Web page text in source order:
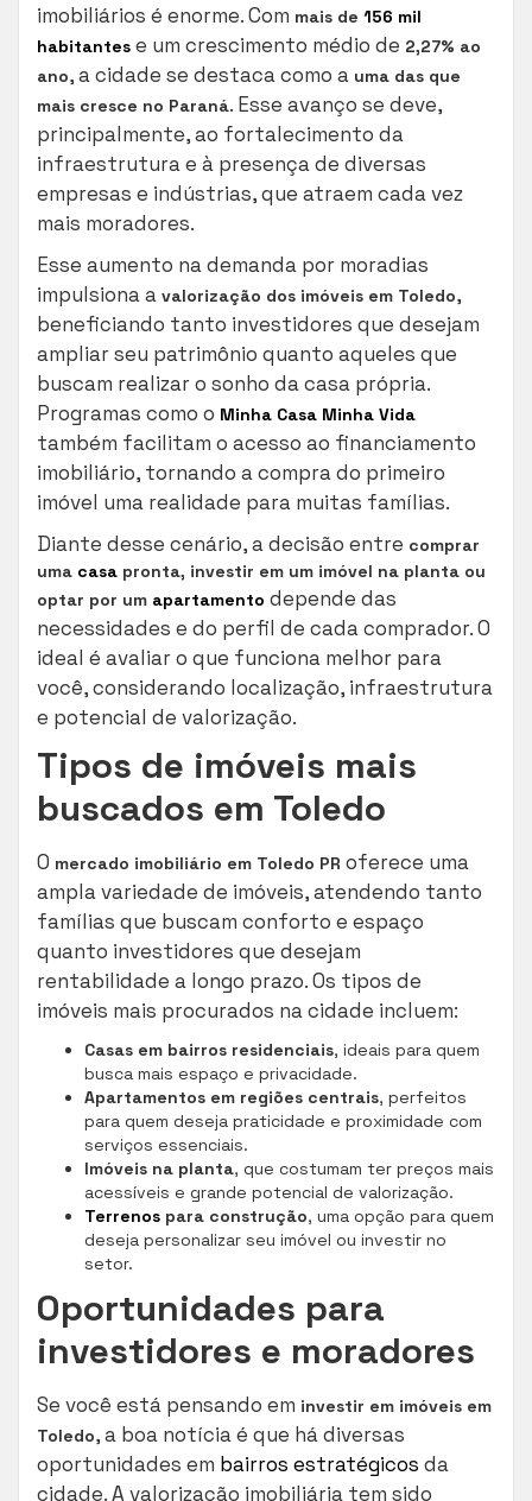
imobiliários é enorme. Com mais de 156 mil
habitantes e um crescimento médio de 2,27% ao
ano, a cidade se destaca como a uma das que
mais cresce no Paraná. Esse avanço se deve,
principalmente, ao fortalecimento da
infraestrutura e à presença de diversas
empresas e indústrias, que atraem cada vez
mais moradores.
Esse aumento na demanda por moradias
impulsiona a valorização dos imóveis em Toledo,
beneficiando tanto investidores que desejam
ampliar seu patrimônio quanto aqueles que
buscam realizar o sonho da casa própria.
Programas como o Minha Casa Minha Vida
também facilitam o acesso ao financiamento
imobiliário, tornando a compra do primeiro
imóvel uma realidade para muitas famílias.
Diante desse cenário, a decisão entre comprar
uma casa pronta, investir em um imóvel na planta ou
optar por um apartamento depende das
necessidades e do perfil de cada comprador. O
ideal é avaliar o que funciona melhor para
você, considerando localização, infraestrutura
e potencial de valorização.
Tipos de imóveis mais
buscados em Toledo
O mercado imobiliário em Toledo PR oferece uma
ampla variedade de imóveis, atendendo tanto
famílias que buscam conforto e espaço
quanto investidores que desejam
rentabilidade a longo prazo. Os tipos de
imóveis mais procurados na cidade incluem:
Casas em bairros residenciais, ideais para quem
busca mais espaço e privacidade.
Apartamentos em regiões centrais, perfeitos
para quem deseja praticidade e proximidade com
serviços essenciais.
Imóveis na planta, que costumam ter preços mais
acessíveis e grande potencial de valorização.
Terrenos para construção, uma opção para quem
deseja personalizar seu imóvel ou investir no
setor.
Oportunidades para
investidores e moradores
Se você está pensando em investir em imóveis em
Toledo, a boa notícia é que há diversas
oportunidades em bairros estratégicos da
cidade. A valorização imobiliária tem sido